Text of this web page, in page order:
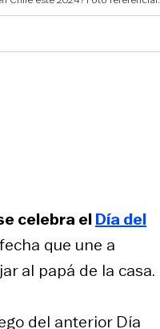
celebra elDía del
que une a
al papá de la casa.
del anterior Día